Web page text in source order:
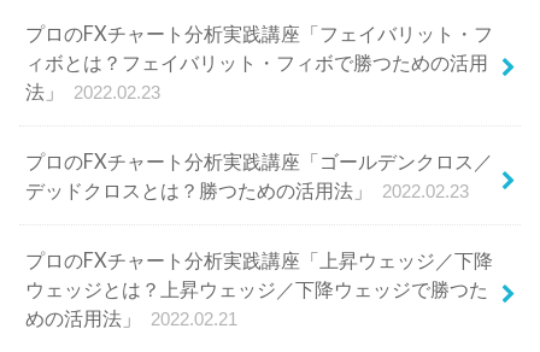
プロのFXチャート分析実践講座「フェイバリット・フ
ィボとは？フェイバリット・フィボで勝つための活用
法」
2022.02.23
プロのFXチャート分析実践講座「ゴールデンクロス／
デッドクロスとは？勝つための活用法」
2022.02.23
プロのFXチャート分析実践講座「上昇ウェッジ／下降
ウェッジとは？上昇ウェッジ／下降ウェッジで勝つた
めの活用法」
2022.02.21